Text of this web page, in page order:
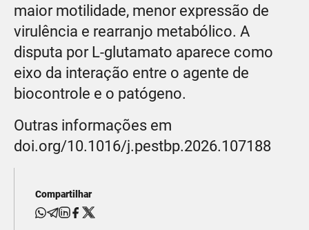
maior motilidade, menor expressão de
virulência e rearranjo metabólico. A
disputa por L-glutamato aparece como
eixo da interação entre o agente de
biocontrole e o patógeno.
Outras informações em
doi.org/10.1016/j.pestbp.2026.107188
Compartilhar